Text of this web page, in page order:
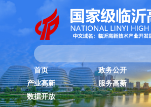
首页 政务公开
产业高新
服务高新
数据开放